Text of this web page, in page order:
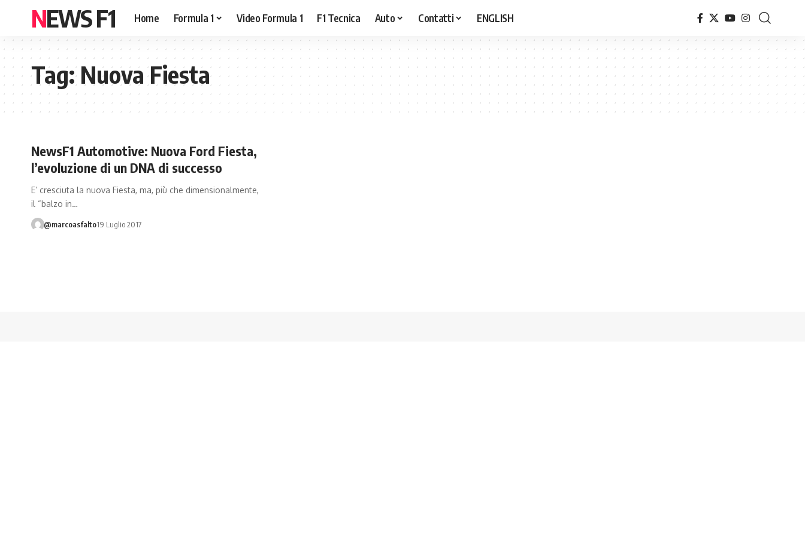
NEWS F1 Home Formula 1 Video Formula 1 F1 Tecnica Auto Contatti ENGLISH
Tag:Nuova Fiesta
NewsF1 Automotive: Nuova Ford Fiesta,
l’evoluzione di un DNA di successo
E’ cresciuta la nuova Fiesta, ma, più che dimensionalmente,
il “balzo in…
@marcoasfalto19 Luglio 2017